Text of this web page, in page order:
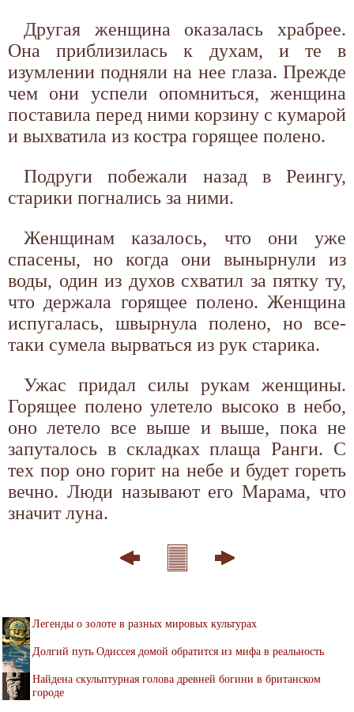
Другая женщина оказалась храбрее.
Она приблизилась к духам, и те в
изумлении подняли на нее глаза. Прежде
чем они успели опомниться, женщина
поставила перед ними корзину с кумарой
и выхватила из костра горящее полено.
Подруги побежали назад в Реингу,
старики погнались за ними.
Женщинам казалось, что они уже
спасены, но когда они вынырнули из
воды, один из духов схватил за пятку ту,
что держала горящее полено. Женщина
испугалась, швырнула полено, но все-
таки сумела вырваться из рук старика.
Ужас придал силы рукам женщины.
Горящее полено улетело высоко в небо,
оно летело все выше и выше, пока не
запуталось в складках плаща Ранги. С
тех пор оно горит на небе и будет гореть
вечно. Люди называют его Марама, что
значит луна.
Легенды о золоте в разных мировых культурах
Долгий путь Одиссея домой обратится из мифа в реальность
Найдена скульптурная голова древней богини в британском
городе